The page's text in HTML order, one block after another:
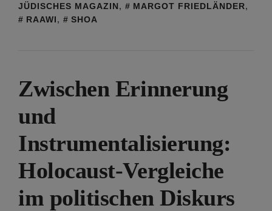
JÜDISCHES MAGAZIN, MARGOT FRIEDLÄNDER,
RAAWI, SHOA
Zwischen Erinnerung
und
Instrumentalisierung:
Holocaust-Vergleiche
im politischen Diskurs